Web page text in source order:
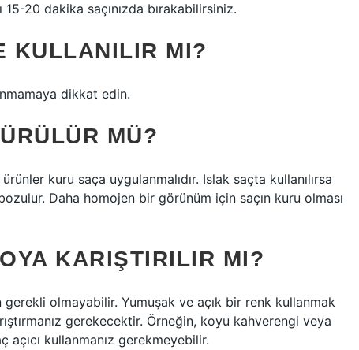
15-20 dakika saçınızda bırakabilirsiniz.
KULLANILIR MI?
dikkat edin.
MÜ?
kuru saça uygulanmalıdır. Islak saçta kullanılırsa
Daha homojen bir görünüm için saçın kuru olması
KARIŞTIRILIR MI?
gerekli olmayabilir. Yumuşak ve açık bir renk kullanmak
gerekecektir. Örneğin, koyu kahverengi veya
açıcı kullanmanız gerekmeyebilir.